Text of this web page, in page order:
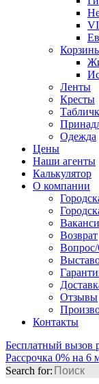
Ленты
Кресты
Одежда
Цены
Наши агенты
Калькулятор
О компании
Возврат
Отзывы
Контакты
Бесплатный вызов
Рассрочка 0% на 6
Search for: